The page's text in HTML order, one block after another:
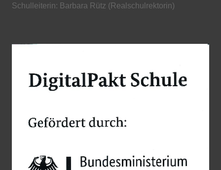
Schulleiterin: Barbara Rütz (Realschulrektorin)